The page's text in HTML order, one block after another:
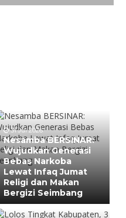
31 Jul 2026
Nesamba BERSINAR:
Wujudkan Generasi
Bebas Narkoba
Lewat Infaq Jumat
Religi dan Makan
Bergizi Seimbang